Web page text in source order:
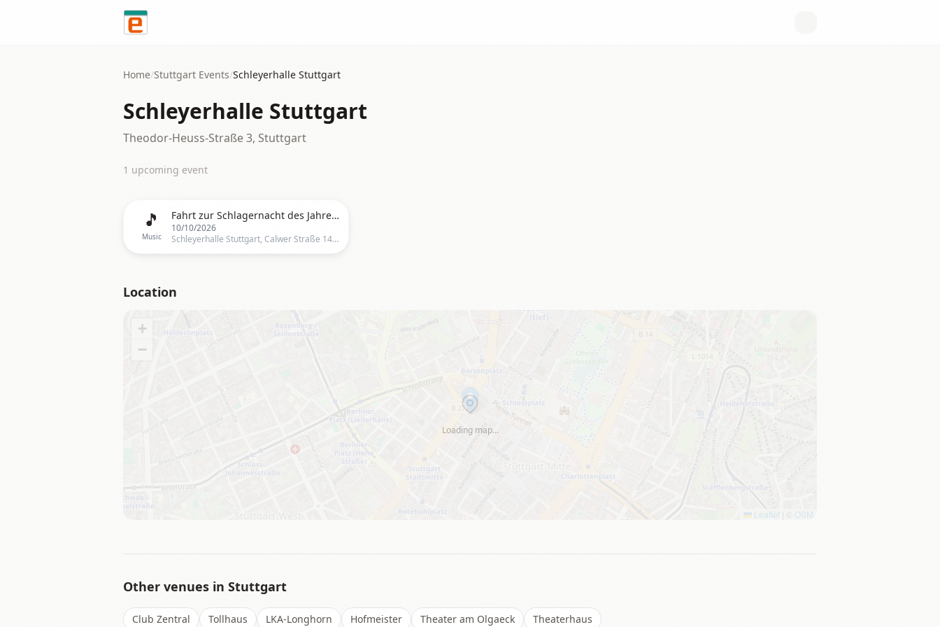
Home/Stuttgart Events/Schleyerhalle Stuttgart
Schleyerhalle Stuttgart
Theodor-Heuss-Straße 3, Stuttgart
1 upcoming event
🎵
Music
Fahrt zur Schlagernacht des Jahres 2026 in Stuttgart
10/10/2026
Schleyerhalle Stuttgart, Calwer Straße 14, 70173 Stuttgart, Deutschland, Stuttgart
Location
Loading map…
+
−
Leaflet OSM
Other venues in Stuttgart
Club Zentral Tollhaus LKA-Longhorn Hofmeister Theater am Olgaeck Theaterhaus